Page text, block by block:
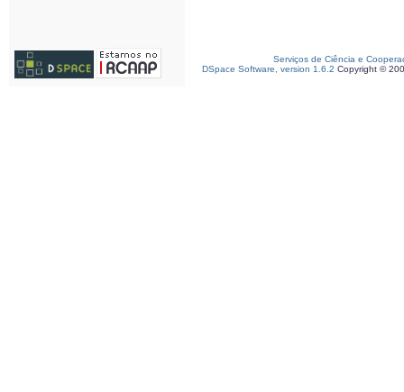
Serviços de Ciência e
DSpace Software, version 1.6.2 Copyright ©